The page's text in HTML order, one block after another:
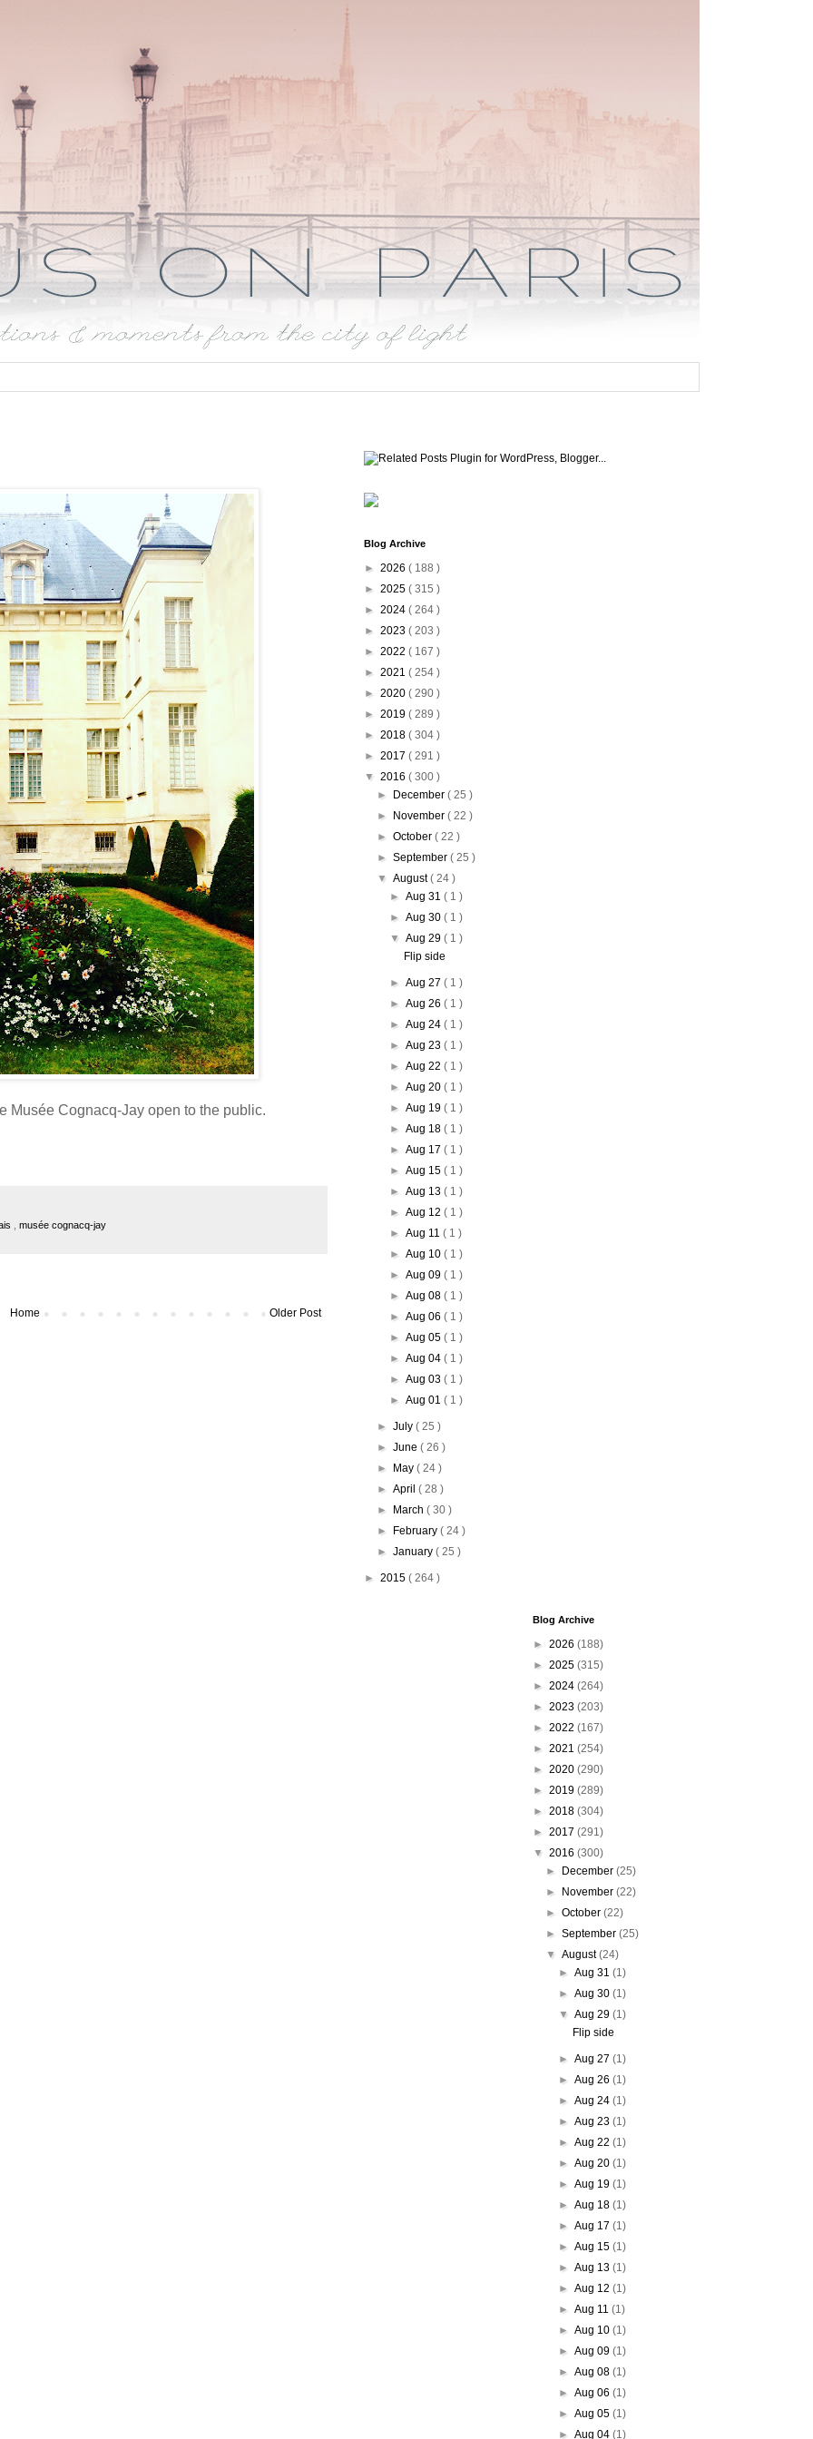
Musée Cognacq-Jay open to the public.
, musée cognacq-jay
Older Post
Home
Blog Archive
► 2026 ( 188 )
► 2025 ( 315 )
► 2024 ( 264 )
► 2023 ( 203 )
► 2022 ( 167 )
► 2021 ( 254 )
► 2020 ( 290 )
► 2019 ( 289 )
► 2018 ( 304 )
► 2017 ( 291 )
▼ 2016 ( 300 )
►
December ( 25 )
►
November ( 22 )
► October ( 22 )
► September ( 25 )
▼ August( 24 )
►Aug 31( 1 )
►Aug 30( 1 )
▼Aug 29( 1 )
Flip side
►Aug 27( 1 )
►Aug 26( 1 )
►Aug 24( 1 )
►Aug 23( 1 )
►Aug 22( 1 )
►Aug 20( 1 )
►Aug 19( 1 )
►Aug 18( 1 )
►Aug 17( 1 )
►Aug 15( 1 )
►Aug 13( 1 )
►Aug 12( 1 )
►Aug 11( 1 )
►Aug 10( 1 )
►Aug 09( 1 )
►Aug 08( 1 )
►Aug 06( 1 )
►Aug 05( 1 )
►Aug 04( 1 )
►Aug 03( 1 )
►Aug 01( 1 )
► July ( 25 )
► June ( 26 )
►
May ( 24 )
► April ( 28 )
►
March ( 30 )
►
February ( 24 )
► January ( 25 )
► 2015 ( 264 )
Blog Archive
► 2026 (188)
► 2025 (315)
► 2024 (264)
► 2023 (203)
► 2022 (167)
► 2021 (254)
► 2020 (290)
► 2019 (289)
► 2018 (304)
► 2017 (291)
▼ 2016 (300)
►
December (25)
►
November (22)
► October (22)
► September (25)
▼ August(24)
►Aug 31(1)
►Aug 30(1)
▼Aug 29(1)
Flip side
►Aug 27(1)
►Aug 26(1)
►Aug 24(1)
►Aug 23(1)
►Aug 22(1)
►Aug 20(1)
►Aug 19(1)
►Aug 18(1)
►Aug 17(1)
►Aug 15(1)
►Aug 13(1)
►Aug 12(1)
►Aug 11(1)
►Aug 10(1)
►Aug 09(1)
►Aug 08(1)
►Aug 06(1)
►Aug 05(1)
►Aug 04(1)